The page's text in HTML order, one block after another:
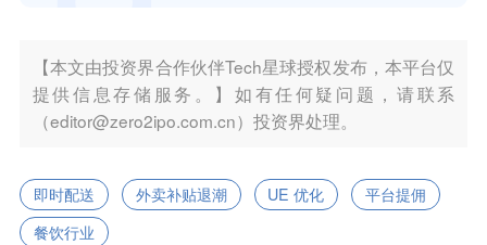
【本文由投资界合作伙伴Tech星球授权发布，本平台仅
提供信息存储服务。】如有任何疑问题，请联系
（editor@zero2ipo.com.cn）投资界处理。
即时配送 外卖补贴退潮 UE 优化
平台提佣
餐饮行业